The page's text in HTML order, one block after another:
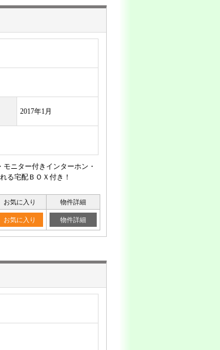
2017年1月
ニター付きインターホン・
る宅配ＢＯＸ付き！
お気に入り 物件詳細
お気に入り 物件詳細